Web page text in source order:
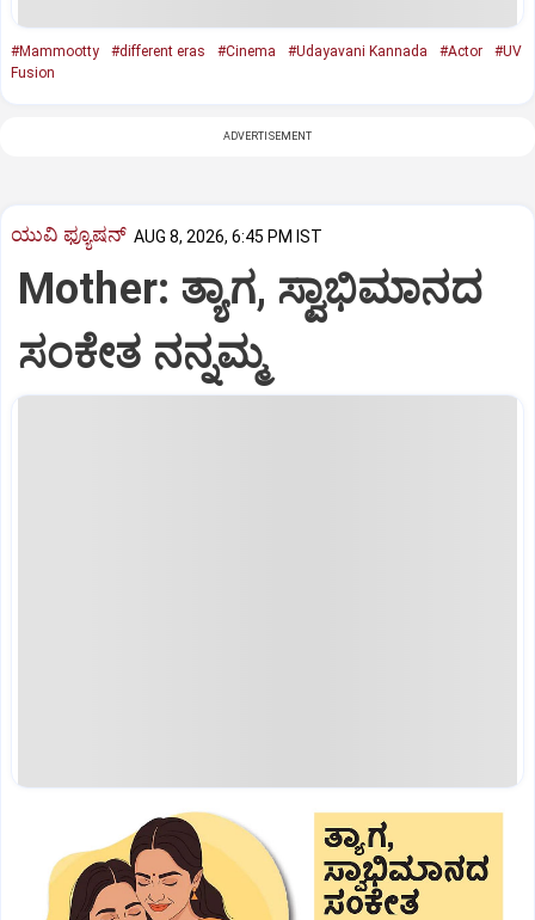
#Mammootty #different eras #Cinema #Udayavani Kannada #Actor
#UV
Fusion
ADVERTISEMENT
ಯುವಿ ಫ್ಯೂಷನ್ AUG 8, 2026, 6:45 PM IST
Mother: ತ್ಯಾಗ, ಸ್ವಾಭಿಮಾನದ
ಸಂಕೇತ ನನ್ನಮ್ಮ